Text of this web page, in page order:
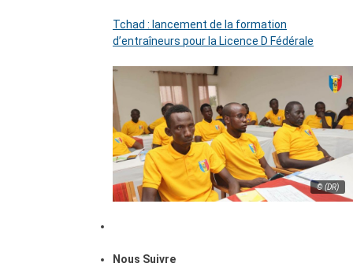
Tchad : lancement de la formation
d’entraîneurs pour la Licence D Fédérale
© (DR)
Nous Suivre